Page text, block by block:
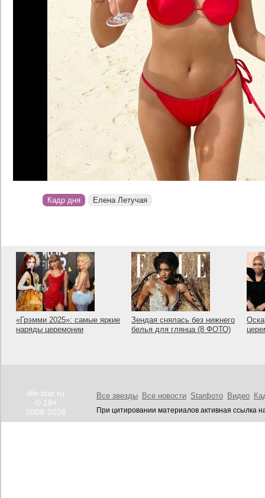
Кадр дня Елена Летучая
«Грэмми 2025»: самые яркие
наряды церемонии
Зендая снялась без нижнего
белья для глянца (8 ФОТО)
life-star.ru
© 18+
2008-2026
Все звезды Все новости Starфото Видео
При цитировании материалов активная ссылка